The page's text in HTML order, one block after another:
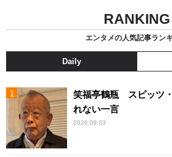
RANKING
エンタメの人気記事ラン
Daily
笑福亭鶴瓶 スピッツ
れない一言
2026.08.03